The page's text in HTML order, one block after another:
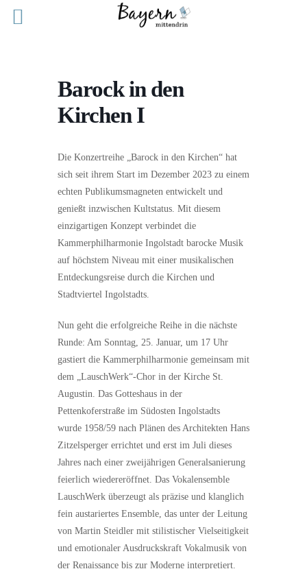
Barock in den
Kirchen I
Die Konzertreihe „Barock in den Kirchen“ hat
sich seit ihrem Start im Dezember 2023 zu einem
echten Publikumsmagneten entwickelt und
genießt inzwischen Kultstatus. Mit diesem
einzigartigen Konzept verbindet die
Kammerphilharmonie Ingolstadt barocke Musik
auf höchstem Niveau mit einer musikalischen
Entdeckungsreise durch die Kirchen und
Stadtviertel Ingolstadts.
Nun geht die erfolgreiche Reihe in die nächste
Runde: Am Sonntag, 25. Januar, um 17 Uhr
gastiert die Kammerphilharmonie gemeinsam mit
dem „LauschWerk“-Chor in der Kirche St.
Augustin. Das Gotteshaus in der
Pettenkoferstraße im Südosten Ingolstadts
wurde 1958/59 nach Plänen des Architekten Hans
Zitzelsperger errichtet und erst im Juli dieses
Jahres nach einer zweijährigen Generalsanierung
feierlich wiedereröffnet. Das Vokalensemble
LauschWerk überzeugt als präzise und klanglich
fein austariertes Ensemble, das unter der Leitung
von Martin Steidler mit stilistischer Vielseitigkeit
und emotionaler Ausdruckskraft Vokalmusik von
der Renaissance bis zur Moderne interpretiert.